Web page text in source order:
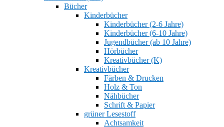
Bücher
Kinderbücher
Kinderbücher (2-6 Jahre)
Kinderbücher (6-10 Jahre)
Jugendbücher (ab 10 Jahre)
Hörbücher
Kreativbücher (K)
Kreativbücher
Färben & Drucken
Holz & Ton
Nähbücher
Schrift & Papier
grüner Lesestoff
Achtsamkeit